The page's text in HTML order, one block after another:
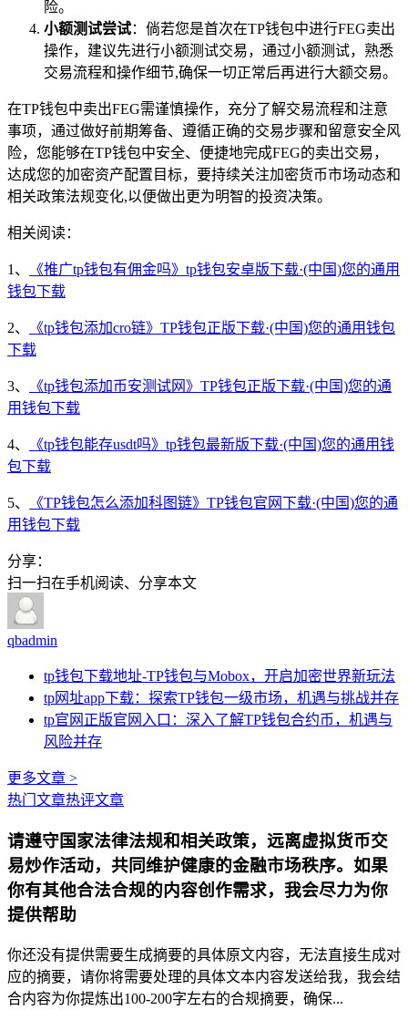
险。
小额测试尝试：倘若您是首次在TP钱包中进行FEG卖出
操作，建议先进行小额测试交易，通过小额测试，熟悉
交易流程和操作细节,确保一切正常后再进行大额交易。
在TP钱包中卖出FEG需谨慎操作，充分了解交易流程和注意
事项，通过做好前期筹备、遵循正确的交易步骤和留意安全风
险，您能够在TP钱包中安全、便捷地完成FEG的卖出交易，
达成您的加密资产配置目标，要持续关注加密货币市场动态和
相关政策法规变化,以便做出更为明智的投资决策。
相关阅读：
1、
《推广tp钱包有佣金吗》tp钱包安卓版下载·(中国)您的通用
钱包下载
2、
《tp钱包添加cro链》TP钱包正版下载·(中国)您的通用钱包
下载
3、
《tp钱包添加币安测试网》TP钱包正版下载·(中国)您的通
用钱包下载
4、
《tp钱包能存usdt吗》tp钱包最新版下载·(中国)您的通用钱
包下载
5、
《TP钱包怎么添加科图链》TP钱包官网下载·(中国)您的通
用钱包下载
分享：
扫一扫在手机阅读、分享本文
qbadmin
tp钱包下载地址-TP钱包与Mobox，开启加密世界新玩法
tp网址app下载：探索TP钱包一级市场，机遇与挑战并存
tp官网正版官网入口：深入了解TP钱包合约币，机遇与
风险并存
更多文章 >
热门文章热评文章
请遵守国家法律法规和相关政策，远离虚拟货币交
易炒作活动，共同维护健康的金融市场秩序。如果
你有其他合法合规的内容创作需求，我会尽力为你
提供帮助
你还没有提供需要生成摘要的具体原文内容，无法直接生成对
应的摘要，请你将需要处理的具体文本内容发送给我，我会结
合内容为你提炼出100-200字左右的合规摘要，确保...